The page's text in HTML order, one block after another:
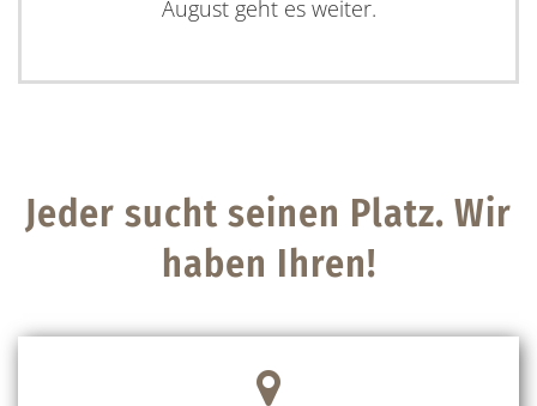
Jeder sucht seinen Platz. Wir
haben Ihren!